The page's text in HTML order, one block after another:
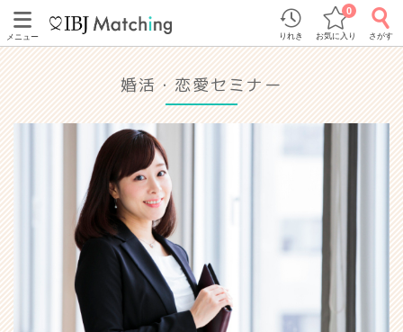
メニュー りれき お気に入り
0
さがす
婚活・恋愛セミナー